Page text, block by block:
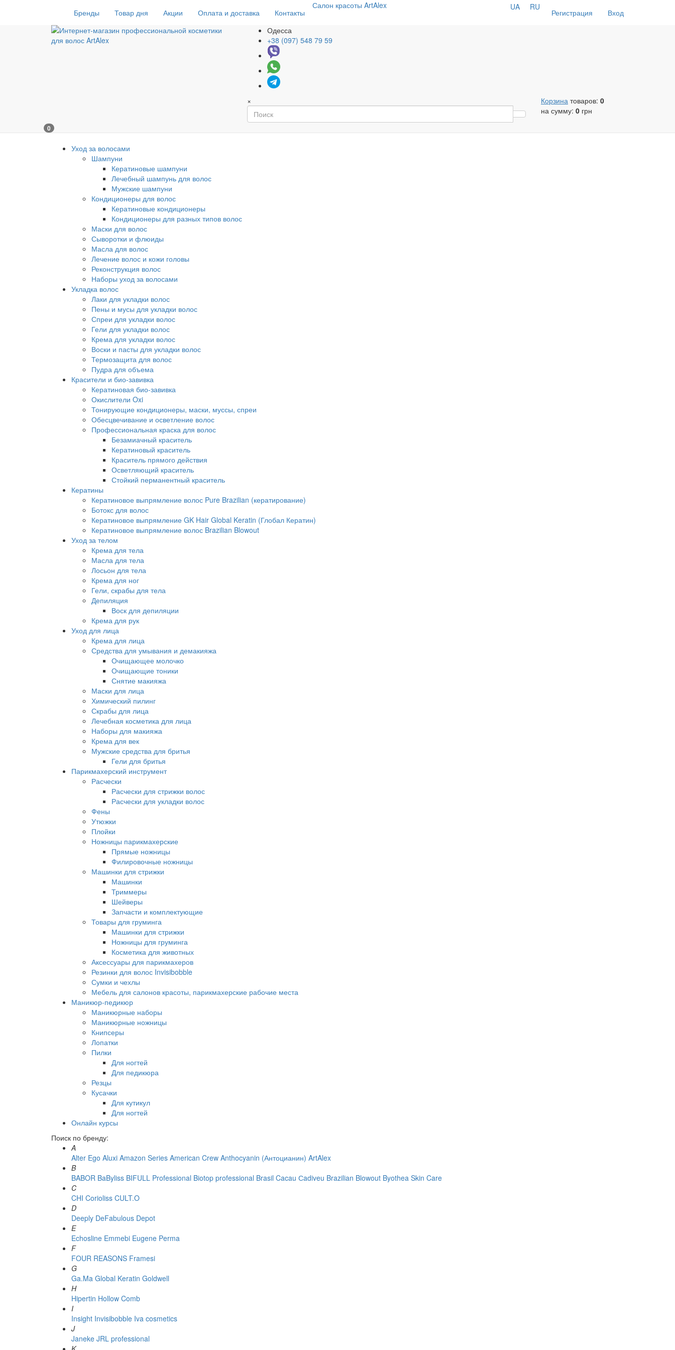
Бренды Товар дня Акции Оплата и доставка Контакты
Салон красоты ArtAlex
Регистрация Вход
UA RU
Одесса
+38 (097) 548 79 59
× Корзина товаров: 0
на сумму: 0 грн
0
Уход за волосами
Шампуни
Кератиновые шампуни
Лечебный шампунь для волос
Мужские шампуни
Кондиционеры для волос
Кератиновые кондиционеры
Кондиционеры для разных типов волос
Маски для волос
Сыворотки и флюиды
Масла для волос
Лечение волос и кожи головы
Реконструкция волос
Наборы уход за волосами
Укладка волос
Лаки для укладки волос
Пены и мусы для укладки волос
Спреи для укладки волос
Гели для укладки волос
Крема для укладки волос
Воски и пасты для укладки волос
Термозащита для волос
Пудра для объема
Красители и био-завивка
Кератиновая био-завивка
Окислители Oxi
Тонирующие кондиционеры, маски, муссы, спреи
Обесцвечивание и осветление волос
Профессиональная краска для волос
Безамиачный краситель
Кератиновый краситель
Краситель прямого действия
Осветляющий краситель
Стойкий перманентный краситель
Кератины
Кератиновое выпрямление волос Pure Brazilian (кератирование)
Ботокс для волос
Кератиновое выпрямление GK Hair Global Keratin (Глобал Кератин)
Кератиновое выпрямление волос Brazilian Blowout
Уход за телом
Крема для тела
Масла для тела
Лосьон для тела
Крема для ног
Гели, скрабы для тела
Депиляция
Воск для депиляции
Крема для рук
Уход для лица
Крема для лица
Средства для умывания и демакияжа
Очищающее молочко
Очищающие тоники
Снятие макияжа
Маски для лица
Химический пилинг
Скрабы для лица
Лечебная косметика для лица
Наборы для макияжа
Крема для век
Мужские средства для бритья
Гели для бритья
Парикмахерский инструмент
Расчески
Расчески для стрижки волос
Расчески для укладки волос
Фены
Утюжки
Плойки
Ножницы парикмахерские
Прямые ножницы
Филировочные ножницы
Машинки для стрижки
Машинки
Триммеры
Шейверы
Запчасти и комплектующие
Товары для груминга
Машинки для стрижки
Ножницы для груминга
Косметика для животных
Аксессуары для парикмахеров
Резинки для волос Invisibobble
Сумки и чехлы
Мебель для салонов красоты, парикмахерские рабочие места
Маникюр-педикюр
Маникюрные наборы
Маникюрные ножницы
Книпсеры
Лопатки
Пилки
Для ногтей
Для педикюра
Резцы
Кусачки
Для кутикул
Для ногтей
Онлайн курсы
Поиск по бренду:
A
Alter Ego Aluxi Amazon Series American Crew Anthocyanin (Антоцианин) ArtAlex
B
BABOR BaByliss BIFULL Professional Biotop professional Brasil Cacau Сadiveu Brazilian Blowout Byothea Skin Care
C
CHI Corioliss CULT.O
D
Deeply DeFabulous Depot
E
Echosline Emmebi Eugene Perma
F
FOUR REASONS Framesi
G
Ga.Ma Global Keratin Goldwell
H
Hipertin Hollow Comb
I
Insight Invisibobble Iva cosmetics
J
Janeke JRL professional